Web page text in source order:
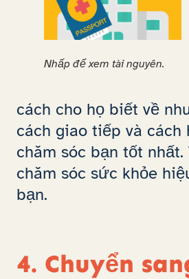
Nhấp để xem tài nguyên.
cách cho họ biết về
cách giao tiếp và cách
chăm sóc bạn tốt
chăm sóc sức khỏe
bạn.
4. Chuyển